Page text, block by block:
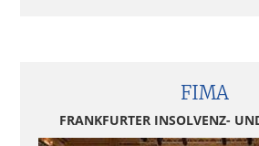
FIMA
FRANKFURTER INSOLVENZ-